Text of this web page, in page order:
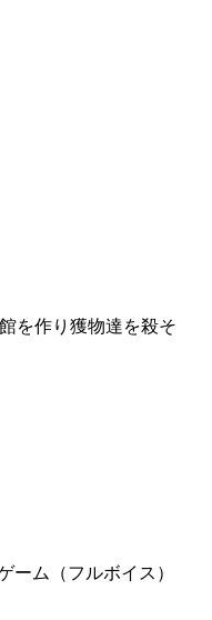
を作り獲物達を殺そ
ーム（フルボイス）